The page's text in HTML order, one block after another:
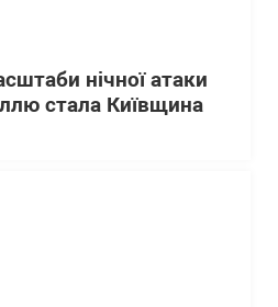
нічної атаки
стала Київщина